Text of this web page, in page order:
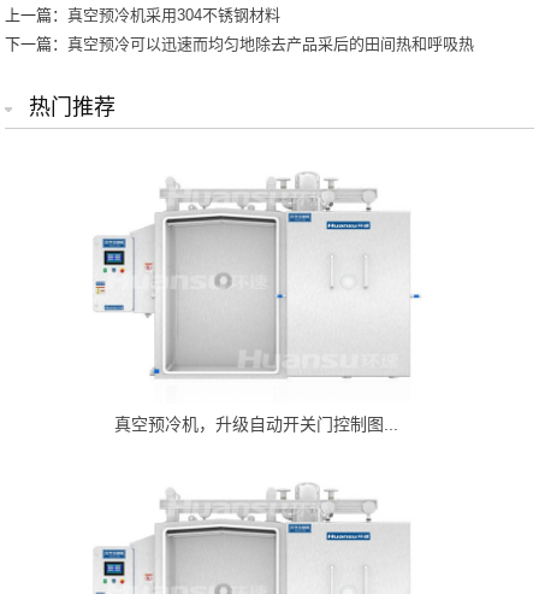
上一篇：真空预冷机采用304不锈钢材料
下一篇：真空预冷可以迅速而均匀地除去产品采后的田间热和呼吸热
热门推荐
真空预冷机，升级自动开关门控制图...